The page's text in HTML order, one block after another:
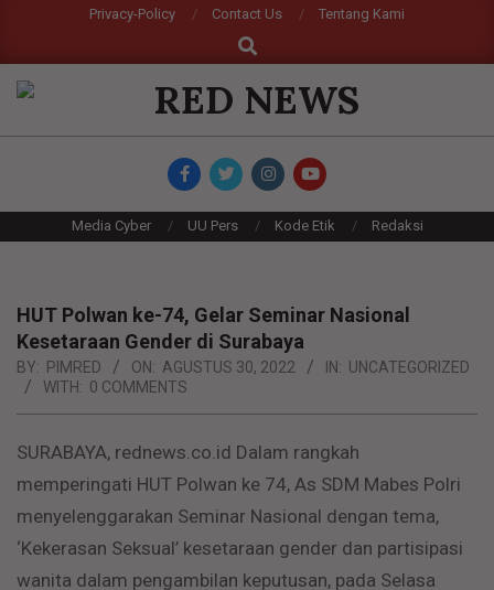
content
Privacy-Policy Contact Us
Tentang Kami
Search
RED
Media Cyber UU Pers Kode Etik Redaksi
HUT Polwan ke-74, Gelar Seminar Nasional
Kesetaraan Gender di Surabaya
BY: PIMRED ON: AGUSTUS 30, 2022 IN: UNCATEGORIZED
WITH: 0 COMMENTS
SURABAYA, rednews.co.id Dalam rangkah
memperingati HUT Polwan ke 74, As SDM Mabes Polri
menyelenggarakan Seminar Nasional dengan tema,
‘Kekerasan Seksual’ kesetaraan gender dan partisipasi
wanita dalam pengambilan keputusan, pada Selasa